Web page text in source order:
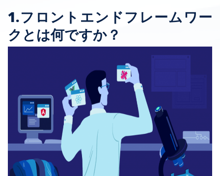
1.フロントエンドフレームワー
クとは何ですか？